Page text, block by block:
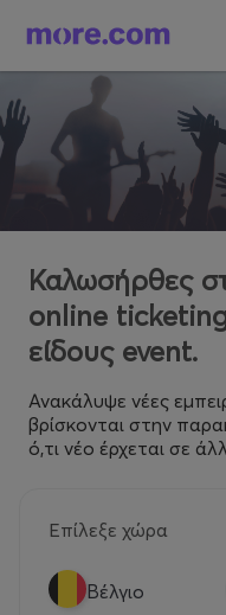
Καλωσήρθες
online
είδους event.
Ανακάλυψε νέες
βρίσκονται στην
ό,τι νέο έρχεται σε
Επίλεξε χώρα
Βέλγιο